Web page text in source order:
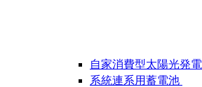
自家消費型太陽光発電
系統連系用蓄電池